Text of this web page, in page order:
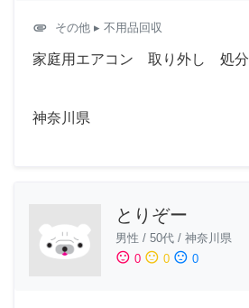
attachment その他 ▸ 不用品回収
家庭用エアコン 取り外し 処分
神奈川県
とりぞー
男性 / 50代 / 神奈川県
sentiment_satisfied 0 sentiment_neutral 0 sentiment_dissatisfied 0